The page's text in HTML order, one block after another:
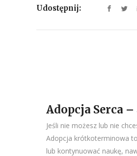
Udostępnij:
Adopcja Serca
Jeśli nie możesz lub nie
Adopcja krótkoterminowa to
lub kontynuować naukę,